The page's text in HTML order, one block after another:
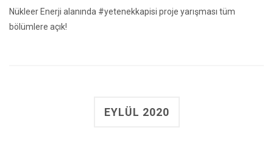
Nükleer Enerji alanında #yetenekkapisi proje yarışması tüm
bölümlere açık!
EYLÜL 2020